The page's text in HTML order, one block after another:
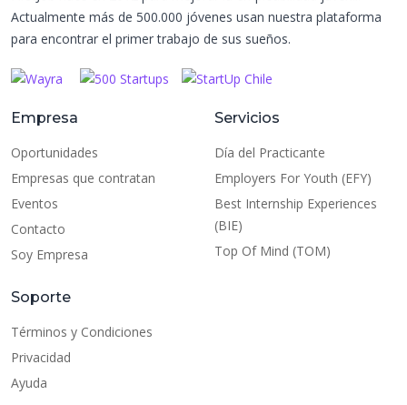
Actualmente más de 500.000 jóvenes usan nuestra plataforma
para encontrar el primer trabajo de sus sueños.
Empresa
Oportunidades
Empresas que contratan
Eventos
Contacto
Soy Empresa
Servicios
Día del Practicante
Employers For Youth (EFY)
Best Internship Experiences
(BIE)
Top Of Mind (TOM)
Soporte
Términos y Condiciones
Privacidad
Ayuda